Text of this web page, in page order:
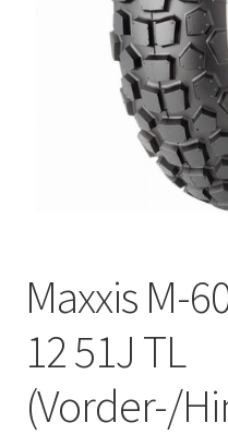
Maxxis M-
12 51J TL
(Vorder-/